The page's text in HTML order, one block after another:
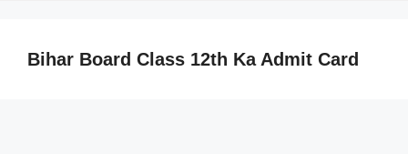
Bihar Board Class 12th Ka Admit Card